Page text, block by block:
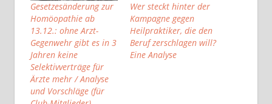
Gesetzesänderung zur
Homöopathie ab
13.12.: ohne Arzt-
Gegenwehr gibt es in 3
Jahren keine
Selektivverträge für
Ärzte mehr / Analyse
und Vorschläge (für
Wer steckt hinter der
Kampagne gegen
Heilpraktiker, die den
Beruf zerschlagen will?
Eine Analyse